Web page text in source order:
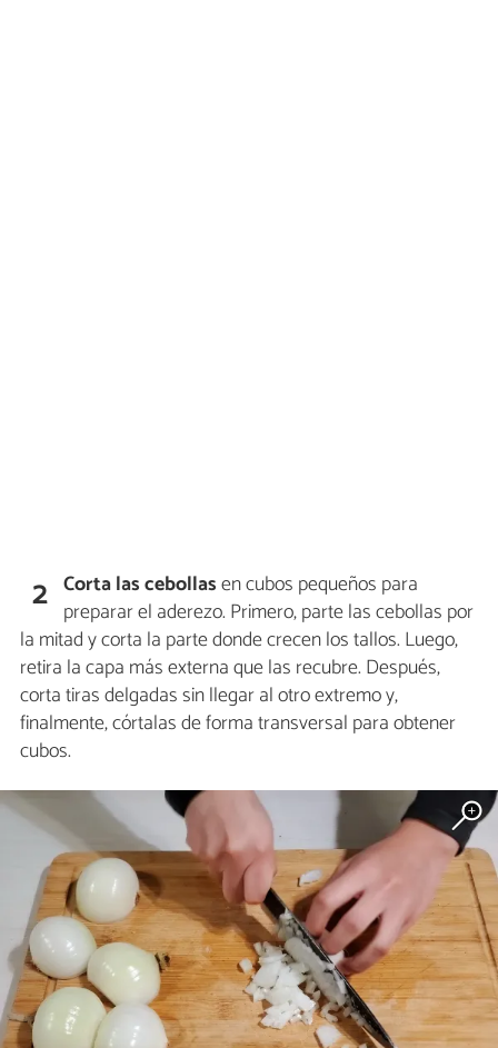
2 Corta lascebollasen cubos pequeños para
preparar el aderezo. Primero, parte las cebollas por
la mitad y corta la parte donde crecen los tallos. Luego,
retira la capa más externa que las recubre. Después,
corta tiras delgadas sin llegar al otro extremo y,
finalmente, córtalas de forma transversal para obtener
cubos.